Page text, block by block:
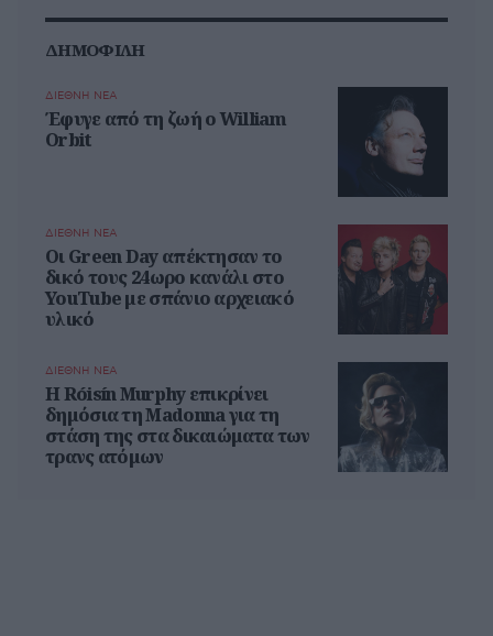
ΔΗΜΟΦΙΛΗ
ΔΙΕΘΝΗ ΝΕΑ
Έφυγε από τη ζωή ο William
Orbit
ΔΙΕΘΝΗ ΝΕΑ
Οι Green Day απέκτησαν το
δικό τους 24ωρο κανάλι στο
YouTube με σπάνιο αρχειακό
υλικό
ΔΙΕΘΝΗ ΝΕΑ
Η Róisín Murphy επικρίνει
δημόσια τη Madonna για τη
στάση της στα δικαιώματα των
τρανς ατόμων